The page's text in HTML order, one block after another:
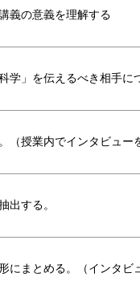
義の意義を理解する
学」を伝えるべき相手に
（授業内でインタビュー
出する。
にまとめる。（インタビ